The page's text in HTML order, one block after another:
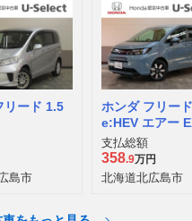
リード 1.5
島市
ホンダ フリー
e:HEV エアー
D
支払総額
358.9万円
北海道北広島市